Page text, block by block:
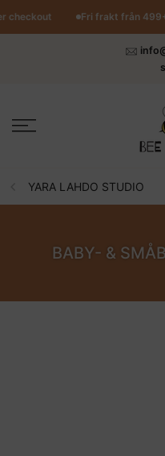
Hoppa
till
checkout Fri frakt från
YARA LAHDO STUDIO
BABY- &